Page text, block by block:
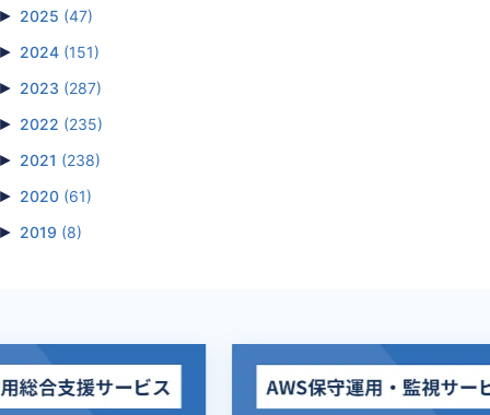
2025 (47)
2024 (151)
2023 (287)
2022 (235)
2021 (238)
2020 (61)
2019 (8)